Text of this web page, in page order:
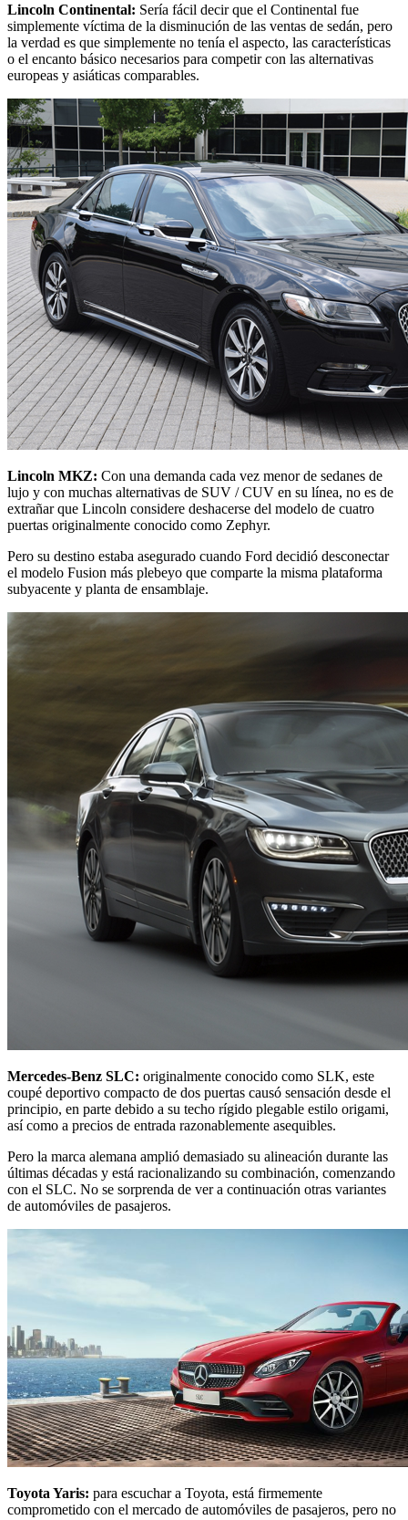
Lincoln Continental: Sería fácil decir que el Continental fue
simplemente víctima de la disminución de las ventas de sedán, pero
la verdad es que simplemente no tenía el aspecto, las características
o el encanto básico necesarios para competir con las alternativas
europeas y asiáticas comparables.
Lincoln MKZ: Con una demanda cada vez menor de sedanes de
lujo y con muchas alternativas de SUV / CUV en su línea, no es de
extrañar que Lincoln considere deshacerse del modelo de cuatro
puertas originalmente conocido como Zephyr.
Pero su destino estaba asegurado cuando Ford decidió desconectar
el modelo Fusion más plebeyo que comparte la misma plataforma
subyacente y planta de ensamblaje.
Mercedes-Benz SLC: originalmente conocido como SLK, este
coupé deportivo compacto de dos puertas causó sensación desde el
principio, en parte debido a su techo rígido plegable estilo origami,
así como a precios de entrada razonablemente asequibles.
Pero la marca alemana amplió demasiado su alineación durante las
últimas décadas y está racionalizando su combinación, comenzando
con el SLC. No se sorprenda de ver a continuación otras variantes
de automóviles de pasajeros.
Toyota Yaris: para escuchar a Toyota, está firmemente
comprometido con el mercado de automóviles de pasajeros, pero no